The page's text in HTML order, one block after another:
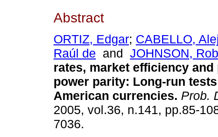
Abstract
ORTIZ, Edgar; CABELLO,
Raúl de and JOHNSON,
rates, market efficiency
power parity: Long-run
American currencies. Prob.
2005, vol.36, n.141, pp.85-
7036.